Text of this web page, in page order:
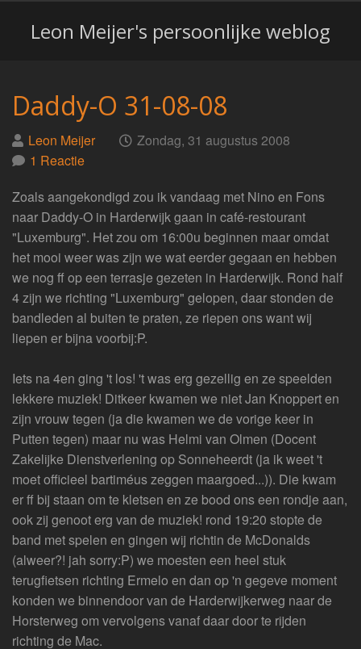
Leon Meijer's persoonlijke weblog
Daddy-O 31-08-08
Geplaatst
door
Leon Meijer op Zondag, 31 augustus 2008
1 Reactie
Zoals aangekondigd zou ik vandaag met Nino en Fons
naar Daddy-O in Harderwijk gaan in café-restourant
"Luxemburg". Het zou om 16:00u beginnen maar omdat
het mooi weer was zijn we wat eerder gegaan en hebben
we nog ff op een terrasje gezeten in Harderwijk. Rond half
4 zijn we richting "Luxemburg" gelopen, daar stonden de
bandleden al buiten te praten, ze riepen ons want wij
liepen er bijna voorbij:P.
Iets na 4en ging 't los! 't was erg gezellig en ze speelden
lekkere muziek! Ditkeer kwamen we niet Jan Knoppert en
zijn vrouw tegen (ja die kwamen we de vorige keer in
Putten tegen) maar nu was Helmi van Olmen (Docent
Zakelijke Dienstverlening op Sonneheerdt (ja ik weet 't
moet officieel bartiméus zeggen maargoed...)). Die kwam
er ff bij staan om te kletsen en ze bood ons een rondje aan,
ook zij genoot erg van de muziek! rond 19:20 stopte de
band met spelen en gingen wij richtin de McDonalds
(alweer?! jah sorry:P) we moesten een heel stuk
terugfietsen richting Ermelo en dan op 'n gegeve moment
konden we binnendoor van de Harderwijkerweg naar de
Horsterweg om vervolgens vanaf daar door te rijden
richting de Mac.